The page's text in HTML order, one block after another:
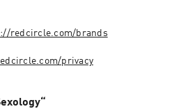
redcircle.com/brands
privacy